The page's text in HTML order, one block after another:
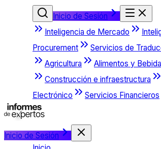
Inicio de Sesión
Inteligencia de Mercado
Procurement
Servicios de
Agricultura
Alimentos y
Construcción e infraestructura
Electrónico
Servicios Financieros
Inicio de Sesión